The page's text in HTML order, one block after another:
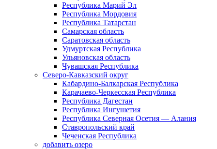
Республика Марий Эл
Республика Мордовия
Республика Татарстан
Самарская область
Саратовская область
Удмуртская Республика
Ульяновская область
Чувашская Республика
Северо-Кавказский округ
Кабардино-Балкарская Республика
Карачаево-Черкесская Республика
Республика Дагестан
Республика Ингушетия
Республика Северная Осетия — Алания
Ставропольский край
Чеченская Республика
добавить озеро